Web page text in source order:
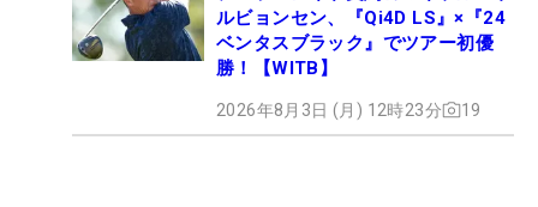
ルビョンセン、『Qi4D LS』×『24
ベンタスブラック』でツアー初優
勝！【WITB】
2026年8月3日 (月) 12時23分 19